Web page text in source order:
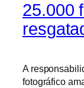
25.000
A
fotográfico